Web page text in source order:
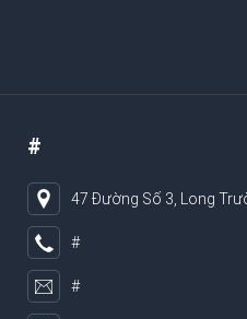
#
47 Đường Số 3, Long
#
#